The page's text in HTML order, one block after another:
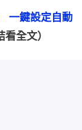
一鍵設定自動
全文）